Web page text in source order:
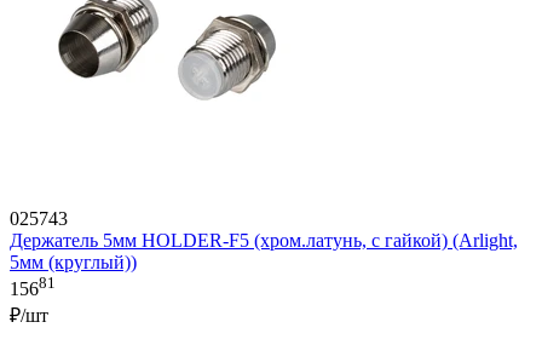
025743
Держатель 5мм HOLDER-F5 (хром.латунь, с гайкой) (Arlight,
5мм (круглый))
15681
₽/шт